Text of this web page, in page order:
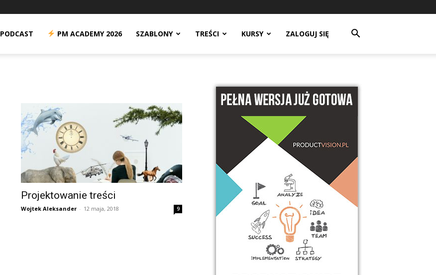
PODCAST PM ACADEMY 2026 SZABLONY TREŚCI KURSY ZALOGUJ SIĘ
Projektowanie treści
Wojtek Aleksander - 12 maja, 2018 9